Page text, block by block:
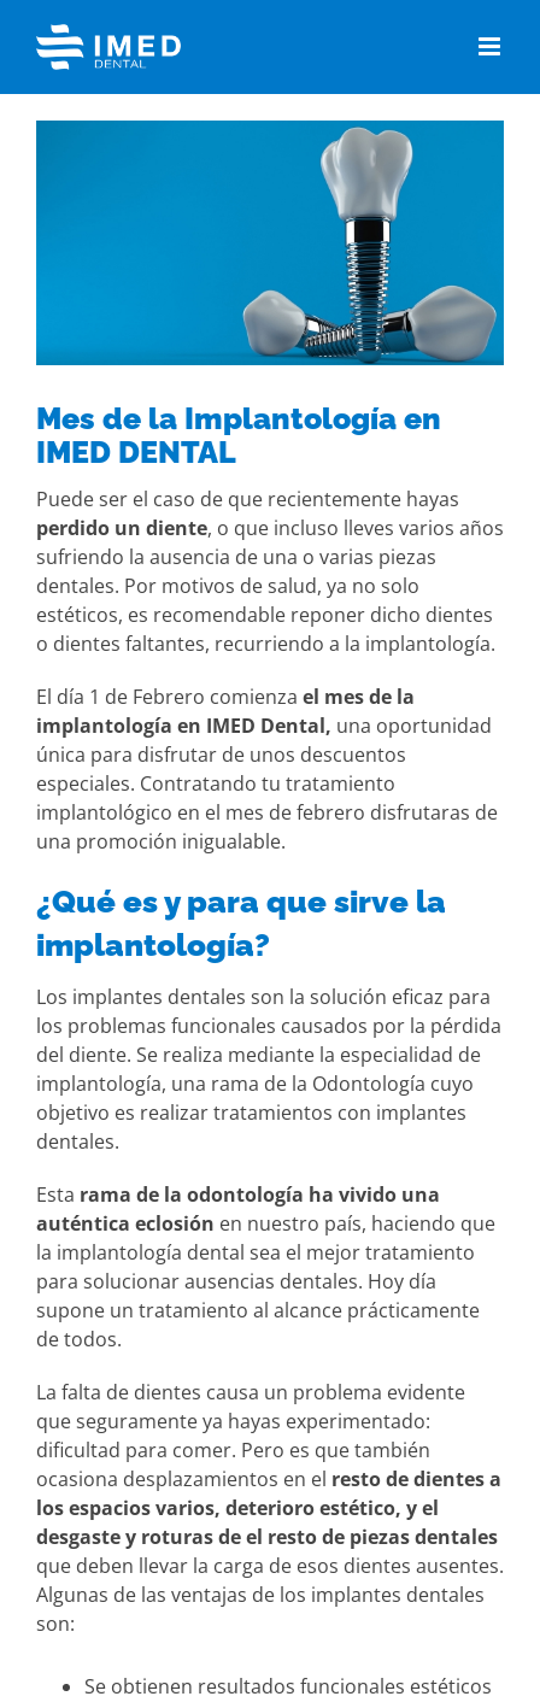
content
Mes de la Implantología en
IMED DENTAL
Puede ser el caso de que recientemente hayas
perdido un diente, o que incluso lleves varios años
sufriendo la ausencia de una o varias piezas
dentales. Por motivos de salud, ya no solo
estéticos, es recomendable reponer dicho dientes
o dientes faltantes, recurriendo a la implantología.
El día 1 de Febrero comienza el mes de la
implantología en IMED Dental, una oportunidad
única para disfrutar de unos descuentos
especiales. Contratando tu tratamiento
implantológico en el mes de febrero disfrutaras de
una promoción inigualable.
¿Qué es y para que sirve la
implantología?
Los implantes dentales son la solución eficaz para
los problemas funcionales causados por la pérdida
del diente. Se realiza mediante la especialidad de
implantología, una rama de la Odontología cuyo
objetivo es realizar tratamientos con implantes
dentales.
Esta rama de la odontología ha vivido una
auténtica eclosión en nuestro país, haciendo que
la implantología dental sea el mejor tratamiento
para solucionar ausencias dentales. Hoy día
supone un tratamiento al alcance prácticamente
de todos.
La falta de dientes causa un problema evidente
que seguramente ya hayas experimentado:
dificultad para comer. Pero es que también
ocasiona desplazamientos en el resto de dientes a
los espacios varios, deterioro estético, y el
desgaste y roturas de el resto de piezas dentales
que deben llevar la carga de esos dientes ausentes.
Algunas de las ventajas de los implantes dentales
son:
Se obtienen resultados funcionales estéticos